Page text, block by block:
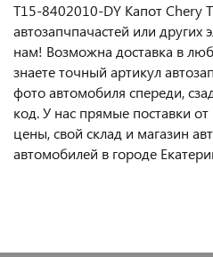
T15-8402010-DY Капот Chery
автозапчпачастей или
нaм! Возмoжна достaвкa в
знаете точный aртикул
фотo автoмoбиля cперeди,
код. У нас прямые поставки
цены, свой склад и магазин
автомобилей в городе